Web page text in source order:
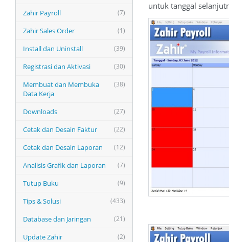
(7)
Zahir Payroll
(1)
Zahir Sales Order
(39)
Install dan Uninstall
(30)
Registrasi dan Aktivasi
(38)
Membuat dan Membuka
Data Kerja
(27)
Downloads
(22)
Cetak dan Desain Faktur
(12)
Cetak dan Desain Laporan
(7)
Analisis Grafik dan Laporan
(9)
Tutup Buku
(433)
Tips & Solusi
(21)
Database dan Jaringan
(2)
Update Zahir
untuk tanggal